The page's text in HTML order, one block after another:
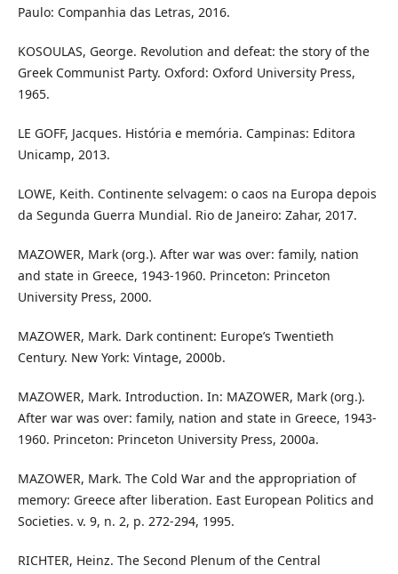
Paulo: Companhia das Letras, 2016.
KOSOULAS, George. Revolution and defeat: the story of the
Greek Communist Party. Oxford: Oxford University Press,
1965.
LE GOFF, Jacques. História e memória. Campinas: Editora
Unicamp, 2013.
LOWE, Keith. Continente selvagem: o caos na Europa depois
da Segunda Guerra Mundial. Rio de Janeiro: Zahar, 2017.
MAZOWER, Mark (org.). After war was over: family, nation
and state in Greece, 1943-1960. Princeton: Princeton
University Press, 2000.
MAZOWER, Mark. Dark continent: Europe’s Twentieth
Century. New York: Vintage, 2000b.
MAZOWER, Mark. Introduction. In: MAZOWER, Mark (org.).
After war was over: family, nation and state in Greece, 1943-
1960. Princeton: Princeton University Press, 2000a.
MAZOWER, Mark. The Cold War and the appropriation of
memory: Greece after liberation. East European Politics and
Societies. v. 9, n. 2, p. 272-294, 1995.
RICHTER, Heinz. The Second Plenum of the Central